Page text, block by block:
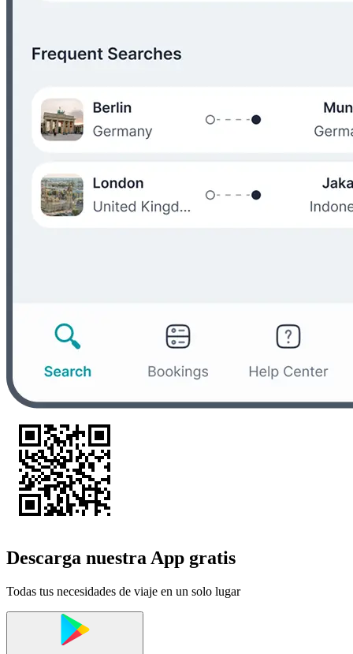
Descarga nuestra App gratis
Todas tus necesidades de viaje en un solo lugar